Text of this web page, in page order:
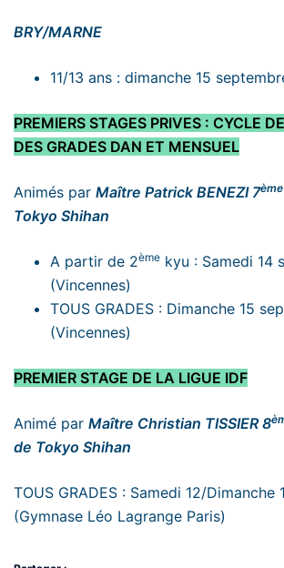
BRY/MARNE
11/13 ans : dimanche 15
PREMIERS STAGES PRIVES : CYCLE
DES GRADES DAN ET MENSUEL
Animés par Maître Patrick BENEZI 7ème
Tokyo Shihan
A partir de 2ème kyu : Samedi 14
(Vincennes)
TOUS GRADES : Dimanche 15
(Vincennes)
PREMIER STAGE DE LA LIGUE IDF
Animé par Maître Christian TISSIER 8
de Tokyo Shihan
TOUS GRADES : Samedi 12/Dimanche
(Gymnase Léo Lagrange Paris)